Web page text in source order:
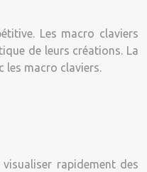
Les macro claviers
de leurs créations. La
les macro claviers.
rapidement des